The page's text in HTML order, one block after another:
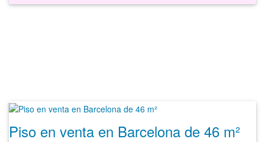
Piso en venta en Barcelona de 46 m²